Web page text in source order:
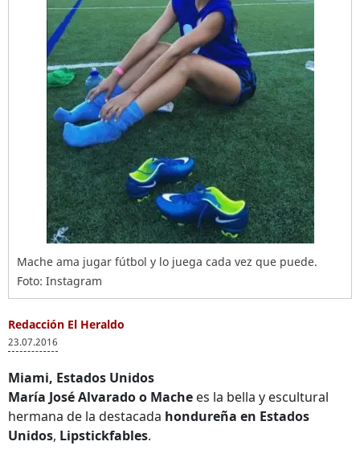
Mache ama jugar fútbol y lo juega cada vez que puede.
Foto: Instagram
Redacción El Heraldo
23.07.2016
Miami, Estados Unidos
María José Alvarado o Mache es la bella y escultural
hermana de la destacada hondureña en Estados
Unidos, Lipstickfables.